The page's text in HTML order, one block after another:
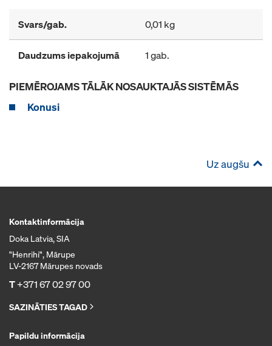
Svars/gab. 0,01 kg
Daudzums iepakojumā 1 gab.
PIEMĒROJAMS TĀLĀK NOSAUKTAJĀS SISTĒMĀS
Konusi
Uz augšu
Kontaktinformācija
Doka Latvia, SIA
"Henrihi", Mārupe
LV-2167 Mārupes novads
T+371 67 02 97 00
SAZINĀTIES TAGAD
Papildu informācija